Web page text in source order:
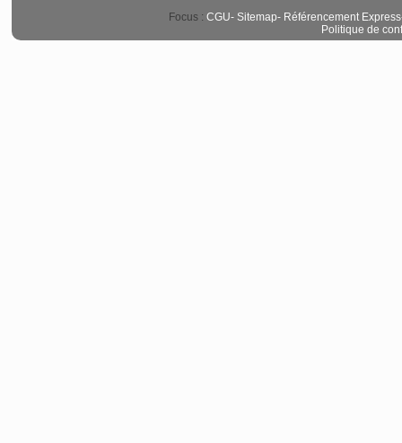
Focus : CGU- Sitemap- Référencement Express
Politique de